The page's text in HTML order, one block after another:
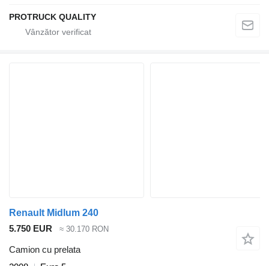
PROTRUCK QUALITY
Renault Midlum 240
5.750 EUR
≈ 30.170 RON
Camion cu prelata